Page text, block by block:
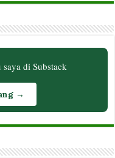
di Substack
→